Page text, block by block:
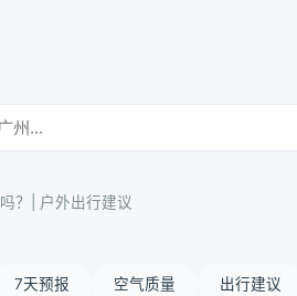
？| 户外出行建议
7天预报 空气质量 出行建议